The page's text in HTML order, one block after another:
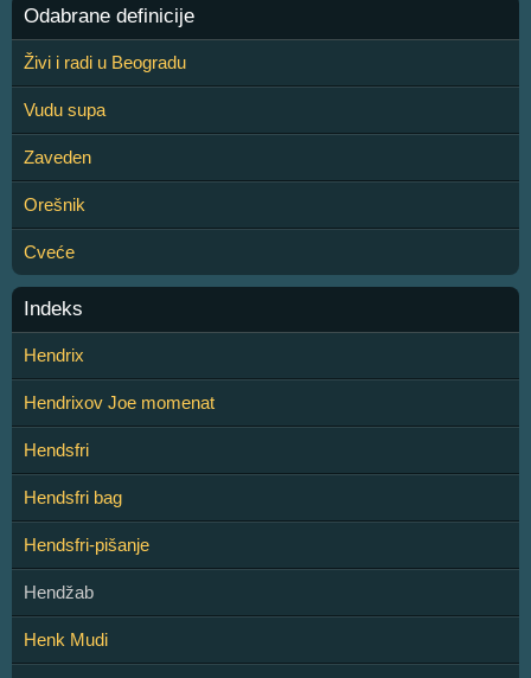
Odabrane definicije
Živi i radi u Beogradu
Vudu supa
Zaveden
Orešnik
Cveće
Indeks
Hendrix
Hendrixov Joe momenat
Hendsfri
Hendsfri bag
Hendsfri-pišanje
Hendžab
Henk Mudi